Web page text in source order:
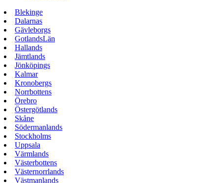
Blekinge
Dalarnas
Gävleborgs
GotlandsLän
Hallands
Jämtlands
Jönköpings
Kalmar
Kronobergs
Norrbottens
Örebro
Östergötlands
Skåne
Södermanlands
Stockholms
Uppsala
Värmlands
Västerbottens
Västernorrlands
Västmanlands